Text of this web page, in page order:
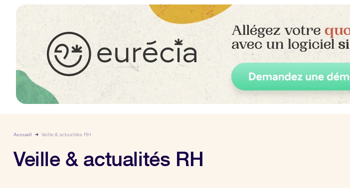
Accueil Veille & actualités RH
Veille & actualités RH